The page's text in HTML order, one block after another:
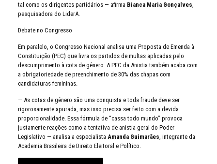
tal como os dirigentes partidários — afirma Bianca Maria Gonçalves
pesquisadora do LiderA.
Debate no Congresso
Em paralelo, o Congresso Nacional analisa uma Proposta de Emenda à
Constituição (PEC) que livra os partidos de multas aplicadas pelo
descumprimento à cota de gênero. A PEC da Anistia também acaba com
a obrigatoriedade de preenchimento de 30% das chapas com
candidaturas femininas.
— As cotas de gênero são uma conquista e toda fraude deve ser
rigorosamente apurada, mas isso precisa ser feito com a devida
proporcionalidade. Essa fórmula de “cassa todo mundo” provoca
justamente reações como a tentativa de anistia geral do Poder
Legislativo — analisa a especialista Amanda Guimarães , integrante da
Academia Brasileira de Direito Eleitoral e Político.